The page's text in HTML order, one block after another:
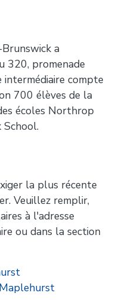
a
320, promenade
intermédiaire compte
700 élèves de la
écoles Northrop
School.
la plus récente
Veuillez remplir,
à l'adresse
ou dans la section